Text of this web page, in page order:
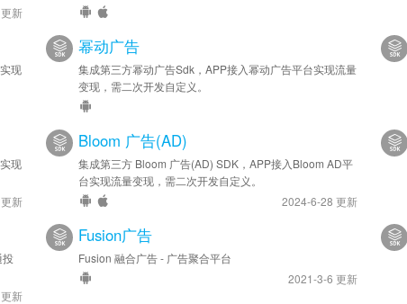
新
现
幂动广告
集成第三方幂动广告Sdk，APP接入幂动广告平台实现流量
变现，需二次开发自定义。
现
新
Bloom 广告(AD)
集成第三方 Bloom 广告(AD) SDK，APP接入Bloom AD平
台实现流量变现，需二次开发自定义。
2024-6-28 更新
新
Fusion广告
Fusion 融合广告 - 广告聚合平台
2021-3-6 更新